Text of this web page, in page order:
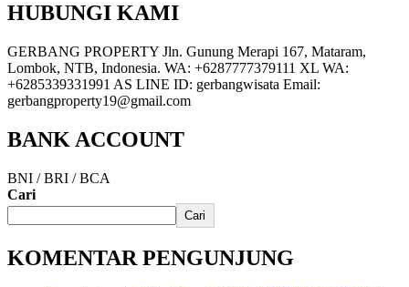
HUBUNGI KAMI
GERBANG PROPERTY Jln. Gunung Merapi 167, Mataram,
Lombok, NTB, Indonesia. WA: +6287777379111 XL WA:
+6285339331991 AS LINE ID: gerbangwisata Email:
gerbangproperty19@gmail.com
BANK ACCOUNT
BNI / BRI / BCA
Cari
Cari
KOMENTAR PENGUNJUNG